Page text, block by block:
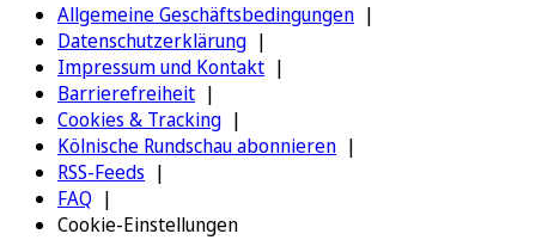
Allgemeine Geschäftsbedingungen
Datenschutzerklärung
Impressum und Kontakt
Barrierefreiheit
Cookies & Tracking
Kölnische Rundschau abonnieren
RSS-Feeds
FAQ
Cookie-Einstellungen